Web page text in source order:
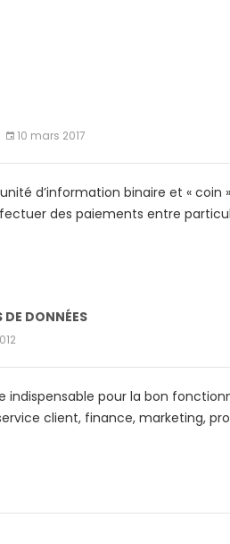
10 mars 2017
unité d’information binaire et «
des paiements entre
DE DONNÉES
indispensable pour la bon
client, finance, marketing,